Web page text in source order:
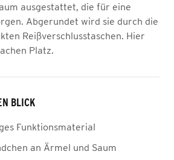
ausgestattet, die für eine
Abgerundet wird sie durch die
Reißverschlusstaschen. Hier
Platz.
BLICK
Funktionsmaterial
an Ärmel und Saum